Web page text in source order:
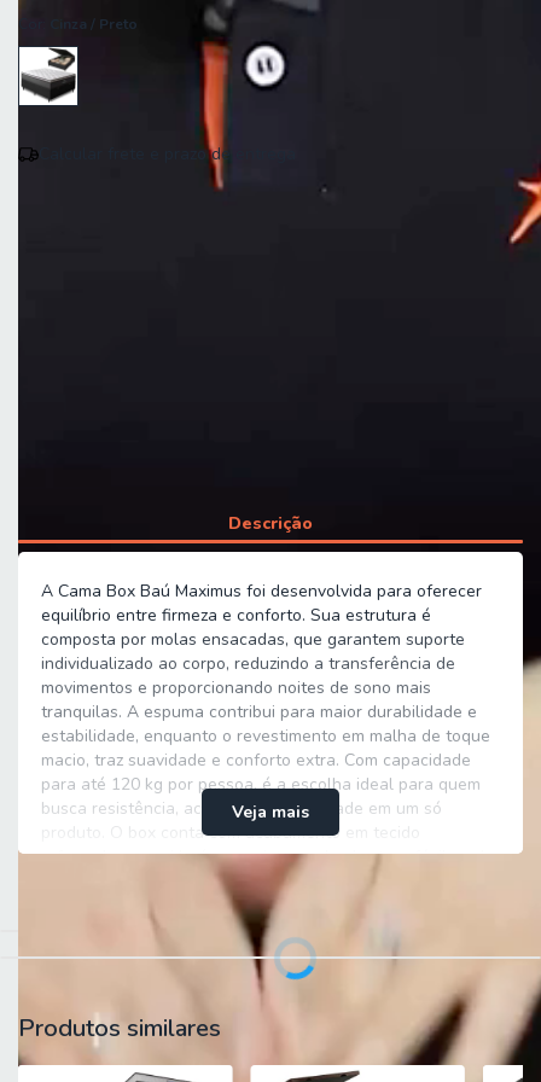
Cor: Cinza / Preto
Calcular frete e prazo de entrega
Descrição
A Cama Box Baú Maximus foi desenvolvida para oferecer
equilíbrio entre firmeza e conforto. Sua estrutura é
composta por molas ensacadas, que garantem suporte
individualizado ao corpo, reduzindo a transferência de
movimentos e proporcionando noites de sono mais
tranquilas. A espuma contribui para maior durabilidade e
estabilidade, enquanto o revestimento em malha de toque
macio, traz suavidade e conforto extra. Com capacidade
para até 120 kg por pessoa, é a escolha ideal para quem
busca resistência, aconchego e qualidade em um só
produto. O box conta com acabamento em tecido
reforçado, possui baú e um sistema de abertura fácil, onde
você terá mais espaço para poder guardar os seus objetos
pessoais, roupas, travesseiros, edredons. Confeccionado
com materiais de qualidade garantindo maior durabilidade
e resistência.
MEDIDAS:
A = 65 cm / 59 cm (sem pés)
Veja mais
Produtos similares